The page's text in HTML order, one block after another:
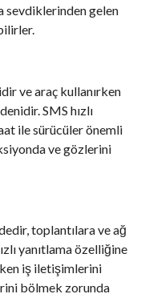
sevdiklerinden gelen
ve araç kullanırken
SMS hızlı
ile sürücüler önemli
ve gözlerini
toplantılara ve ağ
yanıtlama özelliğine
iş iletişimlerini
bölmek zorunda